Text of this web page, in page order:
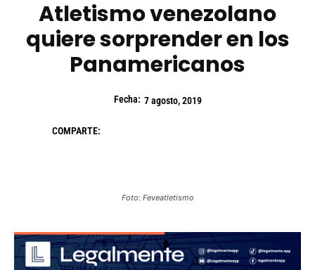
Atletismo venezolano
quiere sorprender en los
Panamericanos
Fecha: 7 agosto, 2019
COMPARTE:
Foto: Feveatletismo